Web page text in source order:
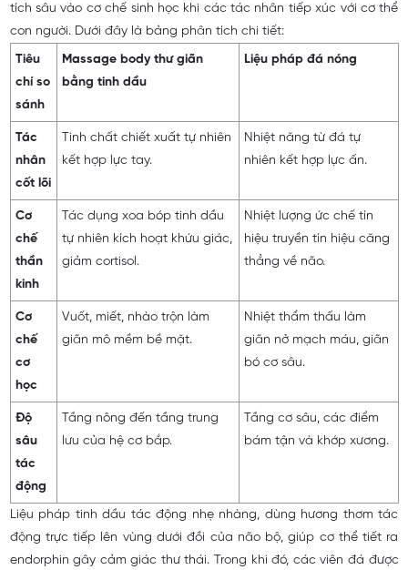
tích sâu vào cơ chế sinh học khi các tác nhân tiếp xúc với cơ thể
con người. Dưới đây là bảng phân tích chi tiết:
Tiêu
chí so
sánh
Massage body thư giãn
bằng tinh dầu
Liệu pháp đá nóng
Tác
nhân
cốt lõi
Tinh chất chiết xuất tự nhiên
kết hợp lực tay.
Nhiệt năng từ đá tự
nhiên kết hợp lực ấn.
Cơ
chế
thần
kinh
Tác dụng xoa bóp tinh dầu
tự nhiên kích hoạt khứu giác,
giảm cortisol.
Nhiệt lượng ức chế tín
hiệu truyền tín hiệu căng
thẳng về não.
Cơ
chế
cơ
học
Vuốt, miết, nhào trộn làm
giãn mô mềm bề mặt.
Nhiệt thẩm thấu làm
giãn nở mạch máu, giãn
bó cơ sâu.
Độ
sâu
tác
động
Tầng nông đến tầng trung
lưu của hệ cơ bắp.
Tầng cơ sâu, các điểm
bám tận và khớp xương.
Liệu pháp tinh dầu tác động nhẹ nhàng, dùng hương thơm tác
động trực tiếp lên vùng dưới đồi của não bộ, giúp cơ thể tiết ra
endorphin gây cảm giác thư thái. Trong khi đó, các viên đá được